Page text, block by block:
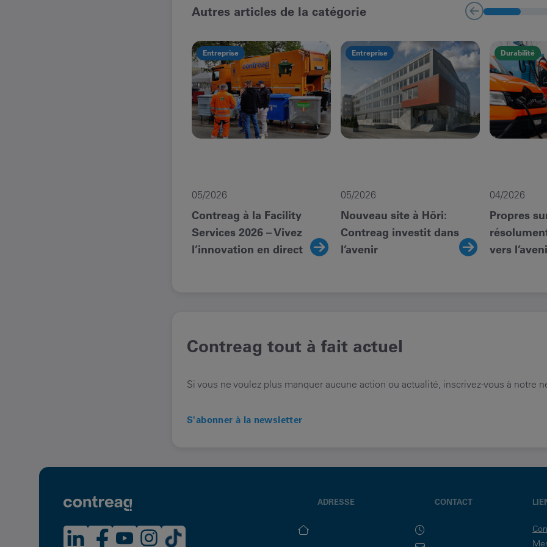
Autres articles de la catégorie
Entreprise
05/2026
Contreag à la Facility
Services 2026 – Vivez
l’innovation en direct
Entreprise
05/2026
Nouveau site à Höri:
Contreag investit dans
l’avenir
Durabilité
04/2026
Propres
vers
Contreag tout à fait actuel
Si vous ne voulez plus manquer aucune action ou actualité, inscrivez-vous à notre
S'abonner à la newsletter
ADRESSE CONTACT